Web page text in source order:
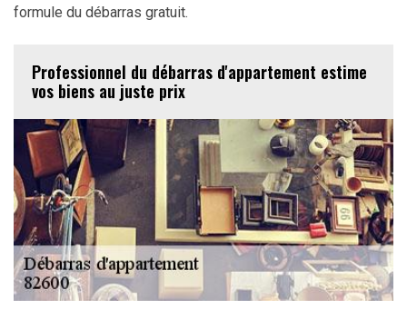
formule du débarras gratuit.
Professionnel du débarras d'appartement estime
vos biens au juste prix